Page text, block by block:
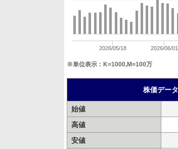
2026/05/18 2026/06/01
※単位表示：K=1000,M=100万
株価データ
始値
高値
安値